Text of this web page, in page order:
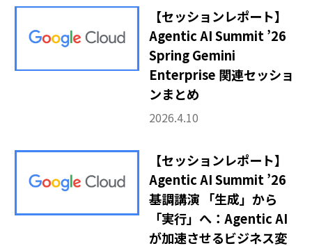
【セッションレポート】
Agentic AI Summit ’26
Spring Gemini
Enterprise 関連セッショ
ンまとめ
2026.4.10
【セッションレポート】
Agentic AI Summit ’26
基調講演 「生成」から
「実行」へ：Agentic AI
が加速させるビジネス変